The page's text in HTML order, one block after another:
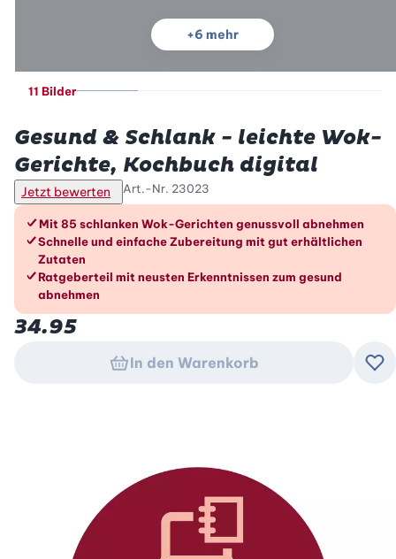
+6 mehr
11 Bilder
Gesund & Schlank - leichte Wok-
Gerichte, Kochbuch digital
Jetzt bewerten Art.-Nr. 23023
Die Vorteile im Überblick
Mit 85 schlanken Wok-Gerichten genussvoll abnehmen
Schnelle und einfache Zubereitung mit gut erhältlichen
Zutaten
Ratgeberteil mit neusten Erkenntnissen zum gesund
abnehmen
34.95
In den Warenkorb